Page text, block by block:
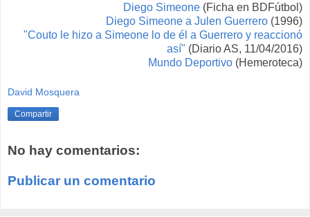
Diego Simeone (Ficha en BDFútbol)
Diego Simeone a Julen Guerrero (1996)
"Couto le hizo a Simeone lo de él a Guerrero y reaccionó
así" (Diario AS, 11/04/2016)
Mundo Deportivo (Hemeroteca)
David Mosquera
Compartir
No hay comentarios:
Publicar un comentario